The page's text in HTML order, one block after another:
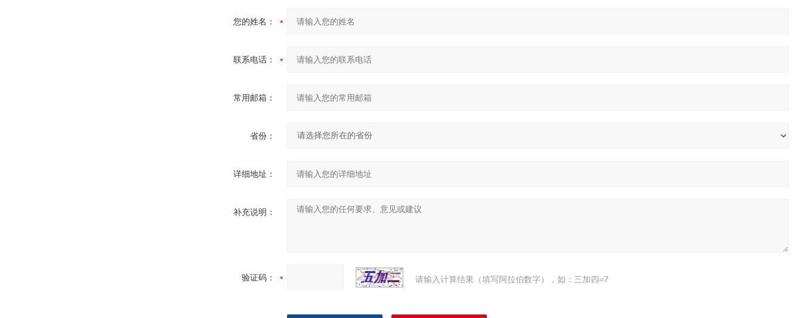
您的姓名：
联系电话：
常用邮箱：
省份：
详细地址：
补充说明：
验证码： 请输入计算结果（填写阿拉伯数字），如：三加四=7